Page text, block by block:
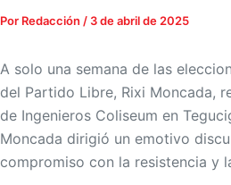
Por Redacción / 3 de abril de 2025
A solo una semana de las
del Partido Libre, Rixi Moncada,
de Ingenieros Coliseum en
Moncada dirigió un emotivo
compromiso con la resistencia y